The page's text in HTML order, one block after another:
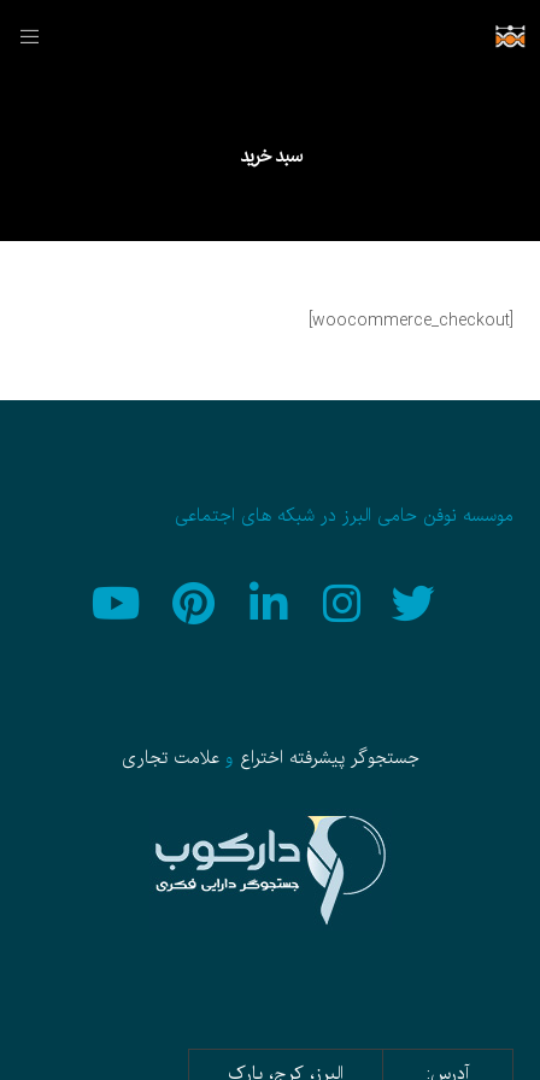
سبد خرید
[woocommerce_checkout]
موسسه نوفن حامی البرز در شبکه های اجتماعی
جستجوگر پیشرفته اختراع وعلامت تجاری
آدرس: البرز، کرج، پارک